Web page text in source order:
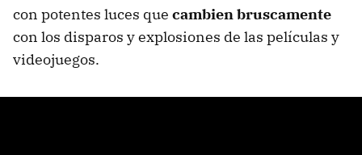
con potentes luces que cambien bruscamente
con los disparos y explosiones de las películas y
videojuegos.